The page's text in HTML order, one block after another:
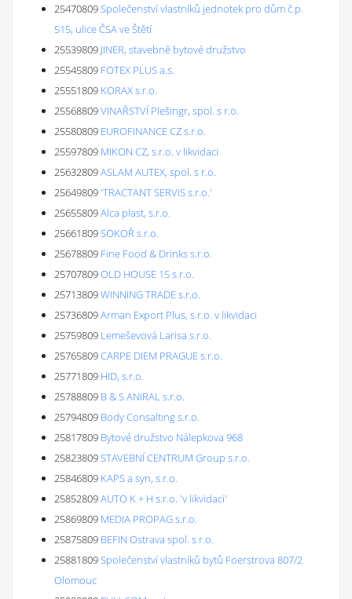
25470809Společenství vlastníků jednotek pro dům č.p.
515, ulice ČSA ve Štětí
25539809 JINER, stavebně bytové družstvo
25545809 FOTEX PLUS a.s.
25551809 KORAX s.r.o.
25568809VINAŘSTVÍ Plešingr, spol. s r.o.
25580809 EUROFINANCE CZ s.r.o.
25597809 MIKON CZ, s.r.o. v likvidaci
25632809ASLAM AUTEX, spol. s r.o.
25649809'TRACTANT SERVIS s.r.o.'
25655809Alca plast, s.r.o.
25661809SOKOŘ s.r.o.
25678809 Fine Food & Drinks s.r.o.
25707809OLD HOUSE 15 s.r.o.
25713809WINNING TRADE s.r.o.
25736809Arman Export Plus, s.r.o. v likvidaci
25759809 Lemeševová Larisa s.r.o.
25765809CARPE DIEM PRAGUE s.r.o.
25771809 HID, s.r.o.
25788809 B & S ANIRAL s.r.o.
25794809 Body Consalting s.r.o.
25817809 Bytové družstvo Nálepkova 968
25823809STAVEBNÍ CENTRUM Group s.r.o.
25846809 KAPS a syn, s.r.o.
25852809AUTO K + H s.r.o. 'v likvidaci'
25869809 MEDIA PROPAG s.r.o.
25875809 BEFIN Ostrava spol. s r.o.
25881809Společenství vlastníků bytů Foerstrova 807/2
Olomouc